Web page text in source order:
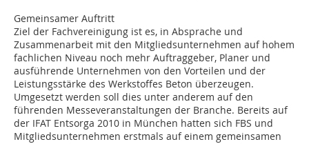
Gemeinsamer Auftritt
Ziel der Fachvereinigung ist es, in Absprache und
Zusammenarbeit mit den Mitgliedsunternehmen auf hohem
fachlichen Niveau noch mehr Auftraggeber, Planer und
ausführende Unternehmen von den Vorteilen und der
Leistungsstärke des Werkstoffes Beton überzeugen.
Umgesetzt werden soll dies unter anderem auf den
führenden Messeveranstaltungen der Branche. Bereits auf
der IFAT Entsorga 2010 in München hatten sich FBS und
Mitgliedsunternehmen erstmals auf einem gemeinsamen